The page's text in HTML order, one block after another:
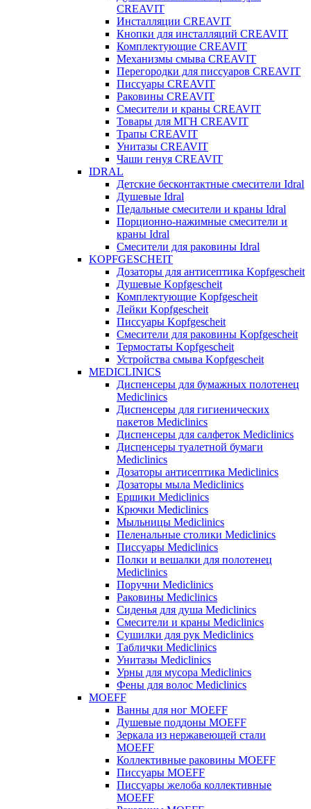
CREAVIT
Инсталляции CREAVIT
Кнопки для инсталляций CREAVIT
Комплектующие CREAVIT
Механизмы смыва CREAVIT
Перегородки для писсуаров CREAVIT
Писсуары CREAVIT
Раковины CREAVIT
Смесители и краны CREAVIT
Товары для МГН CREAVIT
Трапы CREAVIT
Унитазы CREAVIT
Чаши генуя CREAVIT
IDRAL
Детские бесконтактные смесители Idral
Душевые Idral
Педальные смесители и краны Idral
Порционно-нажимные смесители и
краны Idral
Смеcители для раковины Idral
KOPFGESCHEIT
Дозаторы для антисептика Kopfgescheit
Душевые Kopfgescheit
Комплектующие Kopfgescheit
Лейки Kopfgescheit
Писсуары Kopfgescheit
Смесители для раковины Kopfgescheit
Термостаты Kopfgescheit
Устройства смыва Kopfgescheit
MEDICLINICS
Диспенсеры для бумажных полотенец
Mediclinics
Диспенсеры для гигиенических
пакетов Mediclinics
Диспенсеры для салфеток Mediclinics
Диспенсеры туалетной бумаги
Mediclinics
Дозаторы антисептика Mediclinics
Дозаторы мыла Mediclinics
Ершики Mediclinics
Крючки Mediclinics
Мыльницы Mediclinics
Пеленальные столики Mediclinics
Писсуары Mediclinics
Полки и вешалки для полотенец
Mediclinics
Поручни Mediclinics
Раковины Mediclinics
Сиденья для душа Mediclinics
Смесители и краны Mediclinics
Сушилки для рук Mediclinics
Таблички Mediclinics
Унитазы Mediclinics
Урны для мусора Mediclinics
Фены для волос Mediclinics
MOEFF
Ванны для ног MOEFF
Душевые поддоны MOEFF
Зеркала из нержавеющей стали
MOEFF
Коллективные раковины MOEFF
Писсуары MOEFF
Писсуары желоба коллективные
MOEFF